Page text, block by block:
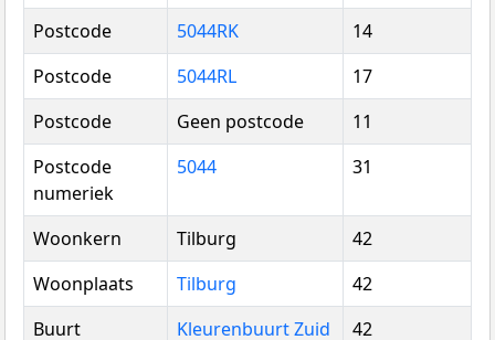
Postcode
5044RK
14
Postcode
5044RL
17
Postcode
Geen postcode
11
Postcode
numeriek
5044 31
Woonkern Tilburg
42
Woonplaats
Tilburg
42
Buurt
Kleurenbuurt Zuid
42